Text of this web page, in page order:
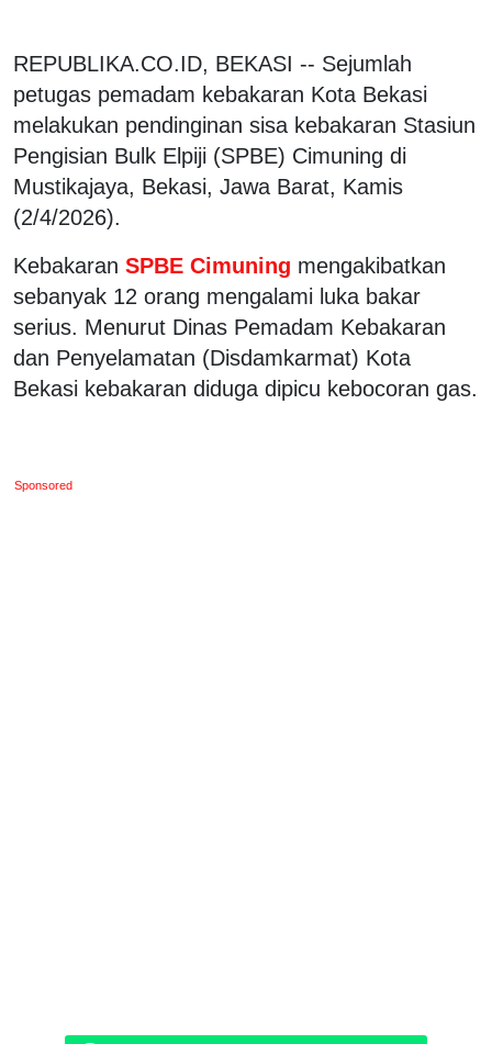
REPUBLIKA.CO.ID, BEKASI -- Sejumlah
petugas pemadam kebakaran Kota Bekasi
melakukan pendinginan sisa kebakaran Stasiun
Pengisian Bulk Elpiji (SPBE) Cimuning di
Mustikajaya, Bekasi, Jawa Barat, Kamis
(2/4/2026).
Kebakaran SPBE Cimuning mengakibatkan
sebanyak 12 orang mengalami luka bakar
serius. Menurut Dinas Pemadam Kebakaran
dan Penyelamatan (Disdamkarmat) Kota
Bekasi kebakaran diduga dipicu kebocoran gas.
Sponsored